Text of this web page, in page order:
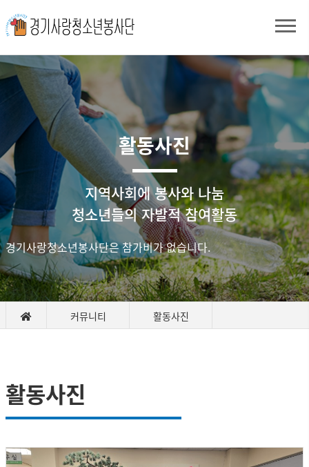
활동사진
지역사회에 봉사와 나눔
청소년들의 자발적 참여활동
경기사랑청소년봉사단은 참가비가 없습니다.
커뮤니티 활동사진
활동사진